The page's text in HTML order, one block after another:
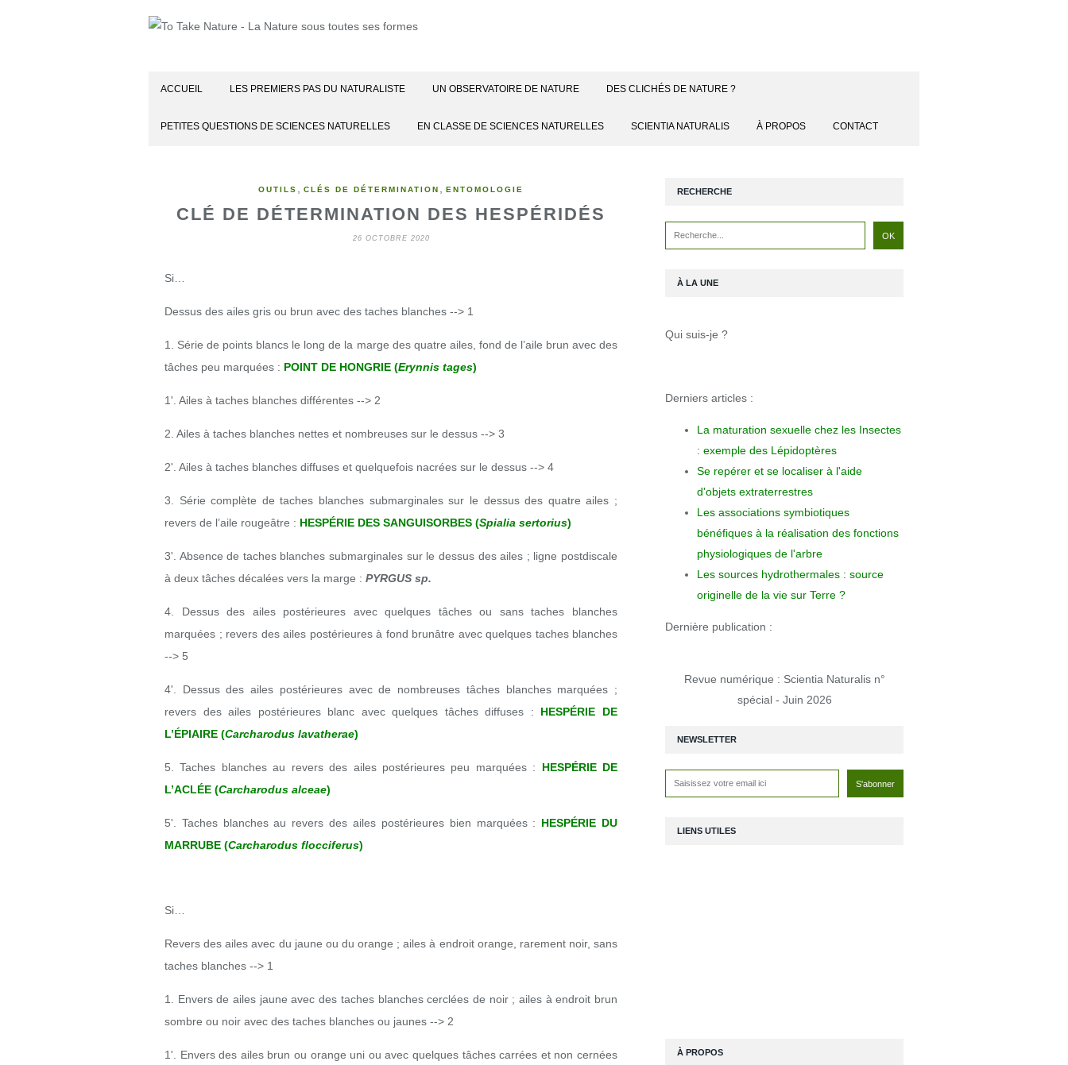
ACCUEIL LES PREMIERS PAS DU NATURALISTE UN OBSERVATOIRE DE NATURE DES CLICHÉS DE NATURE ?
PETITES QUESTIONS DE SCIENCES NATURELLES EN CLASSE DE SCIENCES NATURELLES SCIENTIA NATURALIS À PROPOS CONTACT
OUTILS CLÉS DE DÉTERMINATION ENTOMOLOGIE
CLÉ DE DÉTERMINATION DES HESPÉRIDÉS
26 OCTOBRE 2020
Si…
Dessus des ailes gris ou brun avec des taches blanches --> 1
1. Série de points blancs le long de la marge des quatre ailes, fond de l’aile brun avec des
tâches peu marquées : POINT DE HONGRIE (Erynnis tages)
1'. Ailes à taches blanches différentes --> 2
2. Ailes à taches blanches nettes et nombreuses sur le dessus --> 3
2'. Ailes à taches blanches diffuses et quelquefois nacrées sur le dessus --> 4
3. Série complète de taches blanches submarginales sur le dessus des quatre ailes ;
revers de l’aile rougeâtre : HESPÉRIE DES SANGUISORBES (Spialia sertorius)
3'. Absence de taches blanches submarginales sur le dessus des ailes ; ligne postdiscale
à deux tâches décalées vers la marge : PYRGUS sp.
4. Dessus des ailes postérieures avec quelques tâches ou sans taches blanches
marquées ; revers des ailes postérieures à fond brunâtre avec quelques taches blanches
--> 5
4'. Dessus des ailes postérieures avec de nombreuses tâches blanches marquées ;
revers des ailes postérieures blanc avec quelques tâches diffuses : HESPÉRIE DE
L’ÉPIAIRE (Carcharodus lavatherae)
5. Taches blanches au revers des ailes postérieures peu marquées : HESPÉRIE DE
L’ACLÉE (Carcharodus alceae)
5'. Taches blanches au revers des ailes postérieures bien marquées : HESPÉRIE DU
MARRUBE (Carcharodus flocciferus)
Si…
Revers des ailes avec du jaune ou du orange ; ailes à endroit orange, rarement noir, sans
taches blanches --> 1
1. Envers de ailes jaune avec des taches blanches cerclées de noir ; ailes à endroit brun
sombre ou noir avec des taches blanches ou jaunes --> 2
1'. Envers des ailes brun ou orange uni ou avec quelques tâches carrées et non cernées
NEWSLETTER
RECHERCHE
À LA UNE
Qui suis-je ?
Derniers articles :
La maturation sexuelle chez les Insectes
: exemple des Lépidoptères
Se repérer et se localiser à l'aide
d'objets extraterrestres
Les associations symbiotiques
bénéfiques à la réalisation des fonctions
physiologiques de l'arbre
Les sources hydrothermales : source
originelle de la vie sur Terre ?
Dernière publication :
Revue numérique : Scientia Naturalis n°
spécial - Juin 2026
LIENS UTILES
À PROPOS